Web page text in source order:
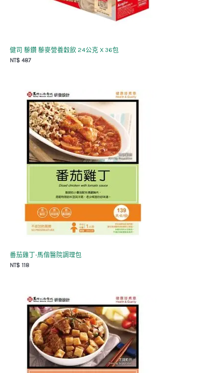
健司 藜鑽 藜麥營養穀飲 24公克 X 36包
NT$ 487
番茄雞丁-馬偕醫院調理包
NT$ 118